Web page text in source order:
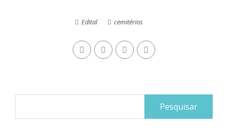
Edital cemitérios